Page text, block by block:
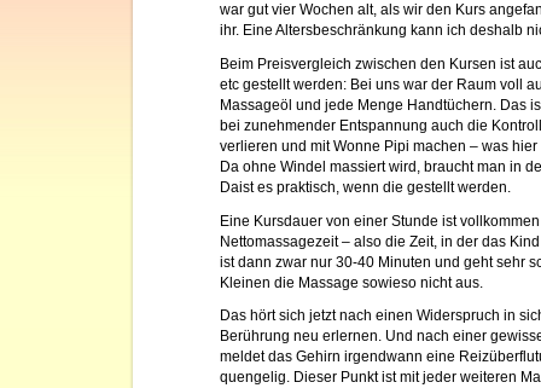
war gut vier Wochen alt, als wir den Kurs
ihr. Eine Altersbeschränkung kann ich deshalb
Beim Preisvergleich zwischen den Kursen ist
etc gestellt werden: Bei uns war der Raum voll
Massageöl und jede Menge Handtüchern. Das
bei zunehmender Entspannung auch die
verlieren und mit Wonne Pipi machen – was
Da ohne Windel massiert wird, braucht man in
Daist es praktisch, wenn die gestellt werden.
Eine Kursdauer von einer Stunde ist
Nettomassagezeit – also die Zeit, in der das
ist dann zwar nur 30-40 Minuten und geht sehr
Kleinen die Massage sowieso nicht aus.
Das hört sich jetzt nach einen Widerspruch in
Berührung neu erlernen. Und nach einer
meldet das Gehirn irgendwann eine
quengelig. Dieser Punkt ist mit jeder weiteren